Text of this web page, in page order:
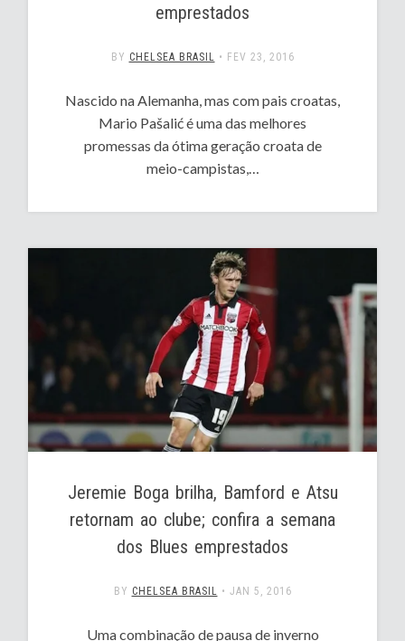
emprestados
BY CHELSEA BRASIL • FEV 23, 2016
Nascido na Alemanha, mas com pais croatas,
Mario Pašalić é uma das melhores
promessas da ótima geração croata de
meio-campistas,…
Jeremie Boga brilha, Bamford e Atsu
retornam ao clube; confira a semana
dos Blues emprestados
BY CHELSEA BRASIL • JAN 5, 2016
Uma combinação de pausa de inverno